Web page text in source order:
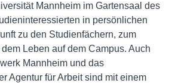
Mannheim im Gartensaal des
in persönlichen
zu den Studienfächern, zum
Leben auf dem Campus. Auch
Mannheim und das
Agentur für Arbeit sind mit einem